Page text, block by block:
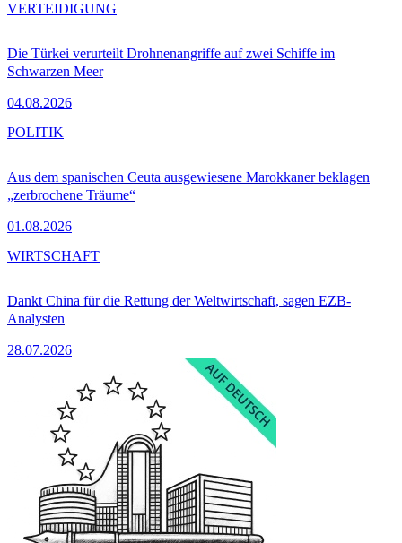
Die Türkei verurteilt Drohnenangriffe auf zwei Schiffe im
Schwarzen Meer
04.08.2026
VERTEIDIGUNG
Aus dem spanischen Ceuta ausgewiesene Marokkaner beklagen
„zerbrochene Träume“
01.08.2026
POLITIK
Dankt China für die Rettung der Weltwirtschaft, sagen EZB-
Analysten
28.07.2026
WIRTSCHAFT